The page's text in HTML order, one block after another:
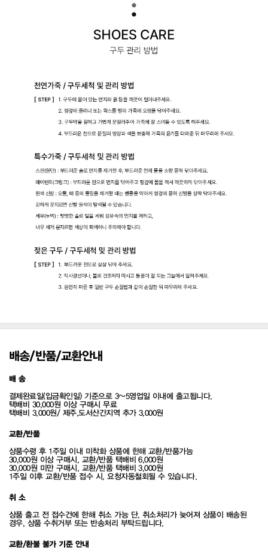
배송/반품/교환안내
배 송
결제완료일(입금확인일) 기준으로 3~5영업일 이내에 출고됩니다.
택배비 30,000원 이상 구매시 무료
택배비 3,000원/ 제주,도서산간지역 추가 3,000원
교환/반품
상품수령 후 1주일 이내 미착화 상품에 한해 교환/반품가능
30,000원 이상 구매시, 교환/반품 택배비 6,000원
30,000원 미만 구매시, 교환/반품 택배비 3,000원
1주일 이후 교환/반품 접수 시, 요청자동철회될 수 있습니다.
취 소
상품 출고 전 접수건에 한해 취소 가능 단, 취소처리가 늦어져 상품이 배송된
경우, 상품 수취거부 또는 반송처리 부탁드립니다.
교환/환불 불가 기준 안내